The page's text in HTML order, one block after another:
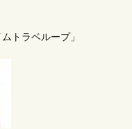
トラベループ」